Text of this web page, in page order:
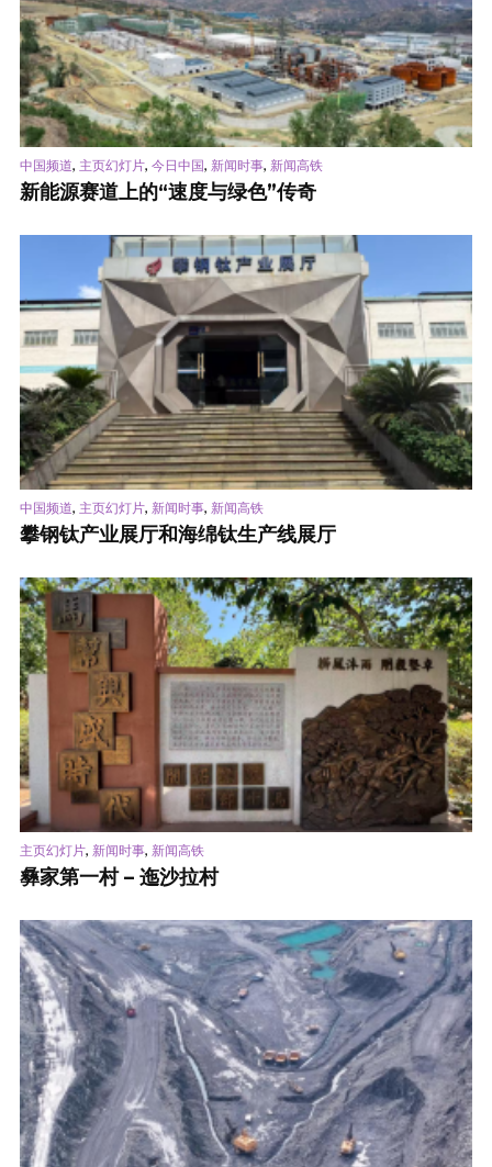
中国频道, 主页幻灯片, 今日中国, 新闻时事, 新闻高铁
新能源赛道上的“速度与绿色”传奇
中国频道, 主页幻灯片, 新闻时事, 新闻高铁
攀钢钛产业展厅和海绵钛生产线展厅
主页幻灯片, 新闻时事, 新闻高铁
彝家第一村 – 迤沙拉村